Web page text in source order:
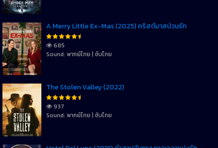
A Merry Little Ex-Mas (2025) คริสต์มาสป่วนรัก
685
Sound: พากย์ไทย | ซับไทย
The Stolen Valley (2022)
937
Sound: พากย์ไทย | ซับไทย